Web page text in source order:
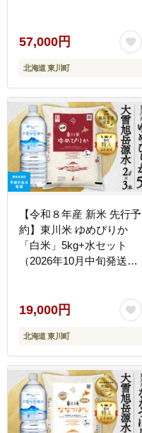
57,000円
北海道 東川町
【令和８年産 新米 先行予
約】東川米 ゆめぴりか
「白米」5kg+水セット
（2026年10月中旬発送予
19,000円
北海道 東川町